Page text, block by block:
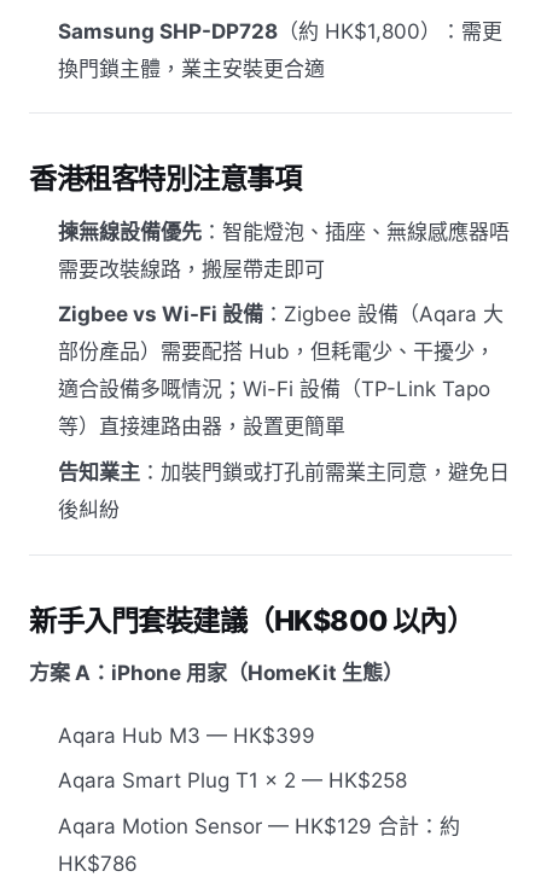
Samsung SHP-DP728 （約 HK$1,800）：需更
換門鎖主體，業主安裝更合適
香港租客特別注意事項
揀無線設備優先 ：智能燈泡、插座、無線感應器唔
需要改裝線路，搬屋帶走即可
Zigbee vs Wi-Fi 設備 ：Zigbee 設備（Aqara 大
部份產品）需要配搭 Hub，但耗電少、干擾少，
適合設備多嘅情況；Wi-Fi 設備（TP-Link Tapo
等）直接連路由器，設置更簡單
告知業主 ：加裝門鎖或打孔前需業主同意，避免日
後糾紛
新手入門套裝建議（HK$800 以內）
方案 A：iPhone 用家（HomeKit 生態）
Aqara Hub M3 — HK$399
Aqara Smart Plug T1 × 2 — HK$258
Aqara Motion Sensor — HK$129 合計：約
HK$786